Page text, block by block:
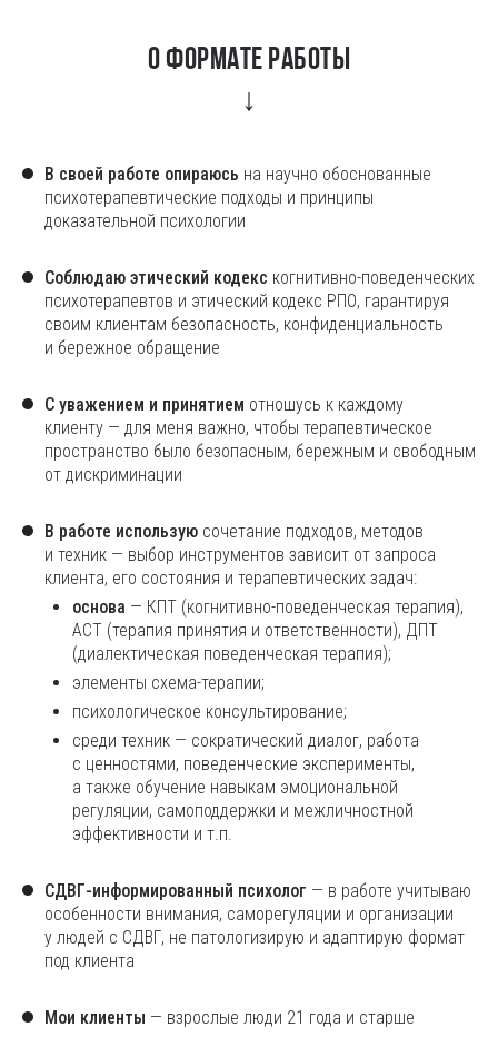
О формате работы
↓
В своей работе опираюсь на научно обоснованные
психотерапевтические подходы и принципы
доказательной психологии
Соблюдаю этический кодекс когнитивно-поведенческих
психотерапевтов и этический кодекс РПО, гарантируя
своим клиентам безопасность, конфиденциальность
и бережное обращение
С уважением и принятием отношусь к каждому
клиенту — для меня важно, чтобы терапевтическое
пространство было безопасным, бережным и свободным
от дискриминации
В работе использую сочетание подходов, методов
и техник — выбор инструментов зависит от запроса
клиента, его состояния и терапевтических задач:
основа — КПТ (когнитивно-поведенческая терапия),
ACT (терапия принятия и ответственности), ДПТ
(диалектическая поведенческая терапия);
элементы схема-терапии;
психологическое консультирование;
cреди техник — сократический диалог, работа
с ценностями, поведенческие эксперименты,
а также обучение навыкам эмоциональной
регуляции, самоподдержки и межличностной
эффективности и т.п.
СДВГ-информированный психолог — в работе учитываю
особенности внимания, саморегуляции и организации
у людей с СДВГ, не патологизирую и адаптирую формат
под клиента
Мои клиенты — взрослые люди 21 года и старше